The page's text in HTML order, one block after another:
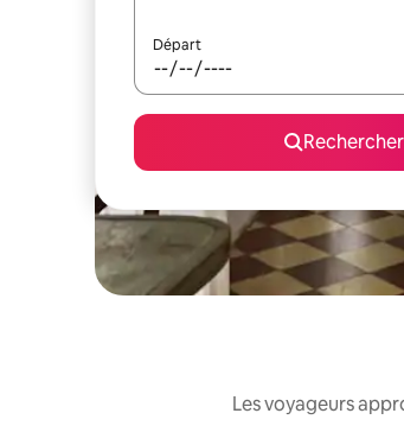
Départ
Rechercher
Les voyageurs